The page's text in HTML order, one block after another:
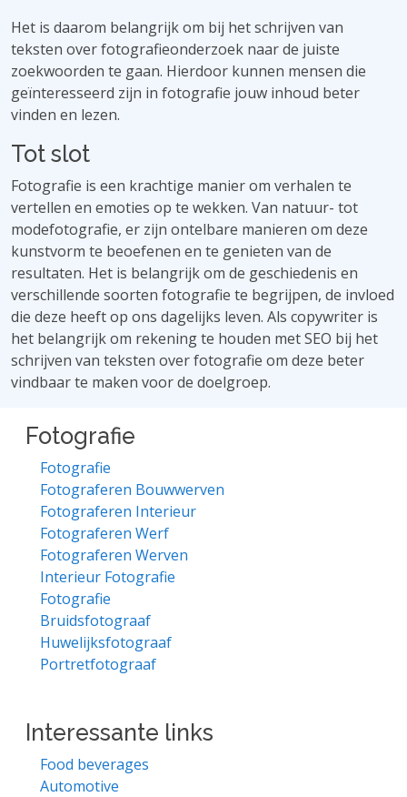
Het is daarom belangrijk om bij het schrijven van
teksten over fotografieonderzoek naar de juiste
zoekwoorden te gaan. Hierdoor kunnen mensen die
geïnteresseerd zijn in fotografie jouw inhoud beter
vinden en lezen.
Tot slot
Fotografie is een krachtige manier om verhalen te
vertellen en emoties op te wekken. Van natuur- tot
modefotografie, er zijn ontelbare manieren om deze
kunstvorm te beoefenen en te genieten van de
resultaten. Het is belangrijk om de geschiedenis en
verschillende soorten fotografie te begrijpen, de invloed
die deze heeft op ons dagelijks leven. Als copywriter is
het belangrijk om rekening te houden met SEO bij het
schrijven van teksten over fotografie om deze beter
vindbaar te maken voor de doelgroep.
Fotografie
Fotografie
Fotograferen Bouwwerven
Fotograferen Interieur
Fotograferen Werf
Fotograferen Werven
Interieur Fotografie
Fotografie
Bruidsfotograaf
Huwelijksfotograaf
Portretfotograaf
Interessante links
Food beverages
Automotive